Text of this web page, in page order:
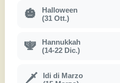
🎃
Halloween
(31 Ott.)
🕎
Hannukkah
(14-22 Dic.)
🗡
Idi di Marzo